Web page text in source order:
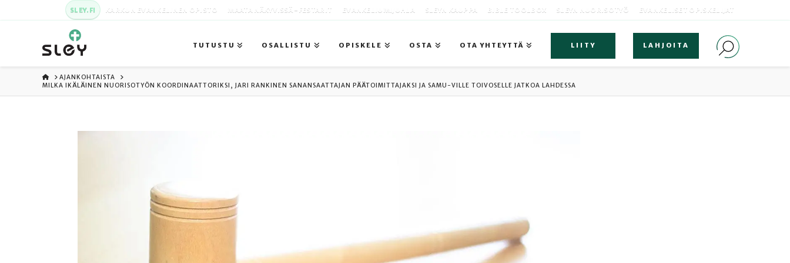
SLEY.FI KARKUN EVANKELINEN OPISTO MAATA NÄKYVISSÄ -FESTARIT EVANKELIUMIJUHLA SLEYN KAUPPA BIBLE TOOLBOX SLEYN NUORISOTYÖ EVANKELISET OPISKELIJAT
TUTUSTU OSALLISTU OPISKELE OSTA OTA YHTEYTTÄ LIITY LAHJOITA
ETUSIVU
AJANKOHTAISTA
MILKA IKÄLÄINEN NUORISOTYÖN KOORDINAATTORIKSI, JARI RANKINEN SANANSAATTAJAN PÄÄTOIMITTAJAKSI JA SAMU-VILLE TOIVOSELLE JATKOA LAHDESSA